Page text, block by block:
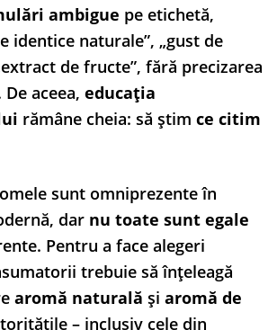
ambigue pe etichetă,
identice naturale”, „gust de
de fructe”, fără precizarea
aceea, educația
rămâne cheia: să știm ce citim
sunt omniprezente în
dar nu toate sunt egale
Pentru a face alegeri
trebuie să înțeleagă
aromă naturală și aromă de
– inclusiv cele din